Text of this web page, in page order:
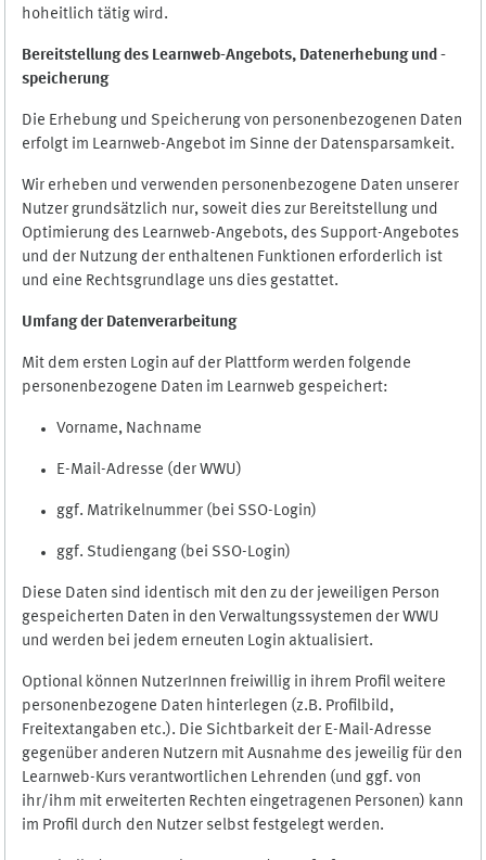
hoheitlich tätig wird.
Bereitstellung des Learnweb-Angebots, Datenerhebung und -
speicherung
Die Erhebung und Speicherung von personenbezogenen Daten
erfolgt im Learnweb-Angebot im Sinne der Datensparsamkeit.
Wir erheben und verwenden personenbezogene Daten unserer
Nutzer grundsätzlich nur, soweit dies zur Bereitstellung und
Optimierung des Learnweb-Angebots, des Support-Angebotes
und der Nutzung der enthaltenen Funktionen erforderlich ist
und eine Rechtsgrundlage uns dies gestattet.
Umfang der Datenverarbeitung
Mit dem ersten Login auf der Plattform werden folgende
personenbezogene Daten im Learnweb gespeichert:
Vorname, Nachname
E-Mail-Adresse (der WWU)
ggf. Matrikelnummer (bei SSO-Login)
ggf. Studiengang (bei SSO-Login)
Diese Daten sind identisch mit den zu der jeweiligen Person
gespeicherten Daten in den Verwaltungssystemen der WWU
und werden bei jedem erneuten Login aktualisiert.
Optional können NutzerInnen freiwillig in ihrem Profil weitere
personenbezogene Daten hinterlegen (z.B. Profilbild,
Freitextangaben etc.). Die Sichtbarkeit der E-Mail-Adresse
gegenüber anderen Nutzern mit Ausnahme des jeweilig für den
Learnweb-Kurs verantwortlichen Lehrenden (und ggf. von
ihr/ihm mit erweiterten Rechten eingetragenen Personen) kann
im Profil durch den Nutzer selbst festgelegt werden.